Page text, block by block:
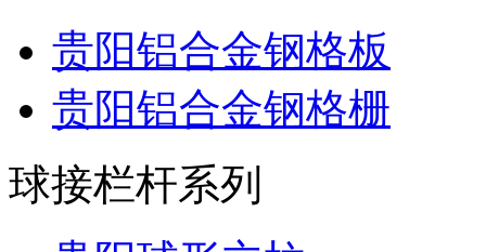
贵阳铝合金钢格板
贵阳铝合金钢格栅
球接栏杆系列